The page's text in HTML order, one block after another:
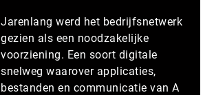
Jarenlang werd het bedrijfsnetwerk
gezien als een noodzakelijke
voorziening. Een soort digitale
snelweg waarover applicaties,
bestanden en communicatie van A